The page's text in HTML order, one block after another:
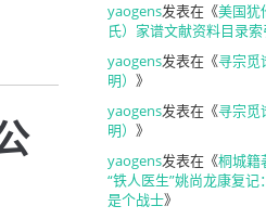
yaogens发表在《美国犹
氏）家谱文献资料目录索
yaogens发表在《寻宗觅
明） 》
yaogens发表在《寻宗觅
明） 》
yaogens发表在《桐城籍
“铁人医生”姚尚龙康复
是个战士》